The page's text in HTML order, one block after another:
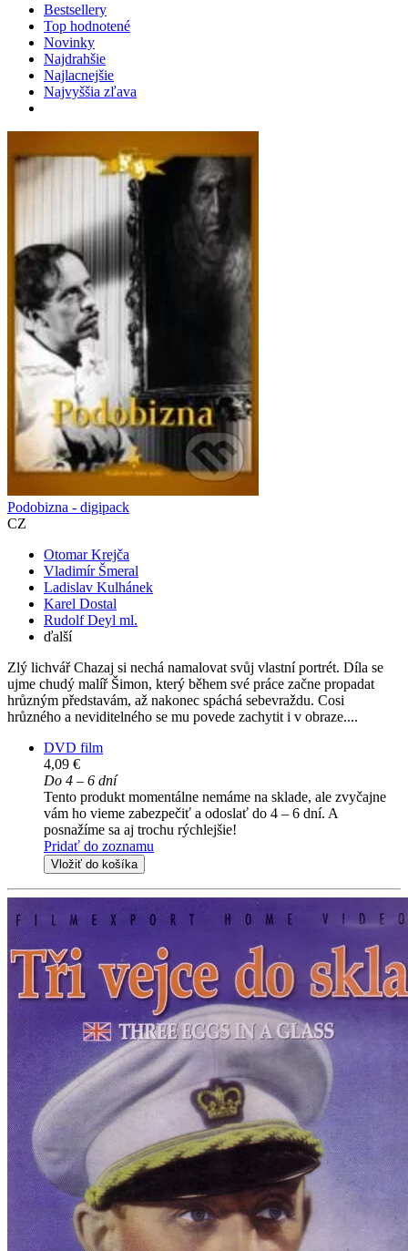
Bestsellery
Top hodnotené
Novinky
Najdrahšie
Najlacnejšie
Najvyššia zľava
Podobizna - digipack
CZ
Otomar Krejča
Vladimír Šmeral
Ladislav Kulhánek
Karel Dostal
Rudolf Deyl ml.
ďalší
Zlý lichvář Chazaj si nechá namalovat svůj vlastní portrét. Díla se
ujme chudý malíř Šimon, který během své práce začne propadat
hrůzným představám, až nakonec spáchá sebevraždu. Cosi
hrůzného a neviditelného se mu povede zachytit i v obraze....
DVD film
4,09 €
Do 4 – 6 dní
Tento produkt momentálne nemáme na sklade, ale zvyčajne
vám ho vieme zabezpečiť a odoslať do 4 – 6 dní. A
posnažíme sa aj trochu rýchlejšie!
Pridať do zoznamu
Vložiť do košíka